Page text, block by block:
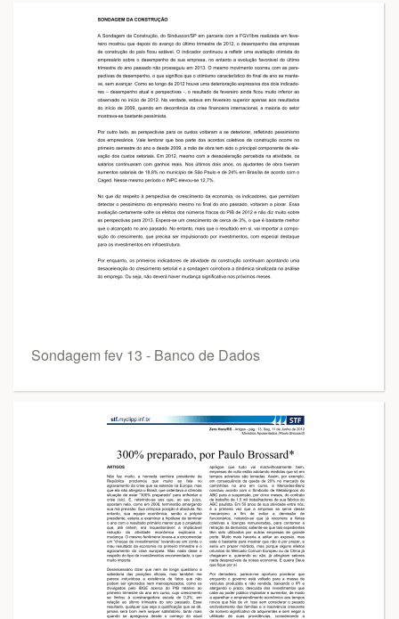
Sondagem fev 13 - Banco de Dados